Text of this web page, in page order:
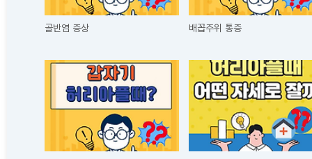
골반염 증상 배꼽주위 통증